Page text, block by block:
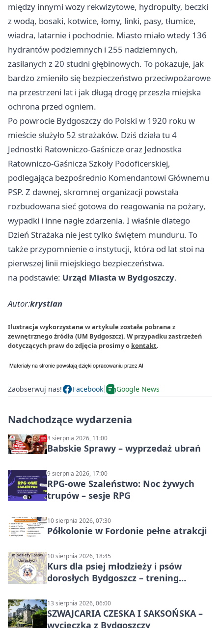
między innymi wozy rekwizytowe, hydropulty, beczki
z wodą, bosaki, kotwice, łomy, linki, pasy, tłumice,
wiadra, latarnie i pochodnie. Miasto miało wtedy 136
hydrantów podziemnych i 255 nadziemnych,
zasilanych z 20 studni głębinowych. To pokazuje, jak
bardzo zmieniło się bezpieczeństwo przeciwpożarowe
na przestrzeni lat i jak długą drogę przeszła miejska
ochrona przed ogniem.
Po powrocie Bydgoszczy do Polski w 1920 roku w
mieście służyło 52 strażaków. Dziś działa tu 4
Jednostki Ratowniczo-Gaśnicze oraz Jednostka
Ratowniczo-Gaśnicza Szkoły Podoficerskiej,
podlegająca bezpośrednio Komendantowi Głównemu
PSP. Z dawnej, skromnej organizacji powstała
rozbudowana sieć gotowa do reagowania na pożary,
wypadki i inne nagłe zdarzenia. I właśnie dlatego
Dzień Strażaka nie jest tylko świętem munduru. To
także przypomnienie o instytucji, która od lat stoi na
pierwszej linii miejskiego bezpieczeństwa.
na podstawie: Urząd Miasta w Bydgoszczy.
Autor:krystian
Ilustracja wykorzystana w artykule została pobrana z
zewnętrznego źródła (UM Bydgoszcz). W przypadku zastrzeżeń
dotyczących praw do zdjęcia prosimy o kontakt.
Zaobserwuj nas! Facebook Google News
Nadchodzące wydarzenia
8 sierpnia 2026, 11:00
Babskie Sprawy – wyprzedaż ubrań
9 sierpnia 2026, 17:00
RPG-owe Szaleństwo: Noc żywych
trupów – sesje RPG
10 sierpnia 2026, 07:30
Półkolonie w Fordonie pełne atrakcji
10 sierpnia 2026, 18:45
Kurs dla psiej młodzieży i psów
dorosłych Bydgoszcz – trening
13 sierpnia 2026, 06:00
SZWAJCARIA CZESKA I SAKSOŃSKA –
wycieczka z Bydgoszczy